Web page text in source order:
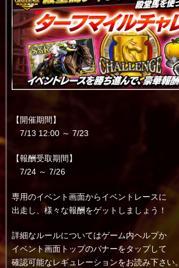
【開催期間】
7/13 12:00 ～ 7/23
【報酬受取期間】
7/24 ～ 7/26
専用のイベント画面からイベントレースに
出走し、様々な報酬をゲットしましょう！
詳細なルールについてはゲーム内ヘルプか
イベント画面トップのバナーをタップして
確認可能なレギュレーションをお読み下さい。